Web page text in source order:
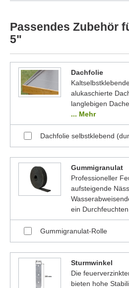
Passendes Zubehör
5"
Dachfolie
alukaschierte
langlebigen
... Mehr
Dachfolie selbstklebend
Gummigranulat
Professioneller
aufsteigende
ein
Gummigranulat-Rolle
Sturmwinkel
Die
bieten hohe